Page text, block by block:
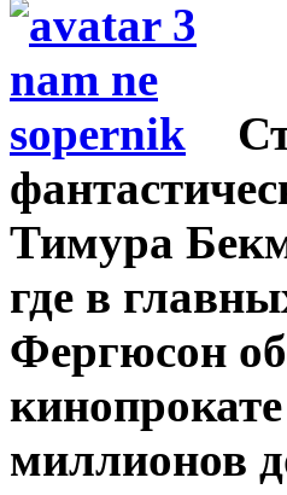
Тимура
где в
Фергюсон
миллионов